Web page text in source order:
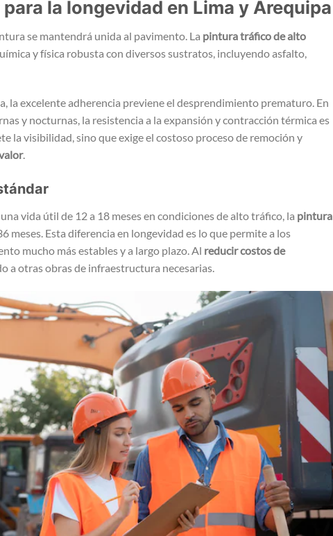
la longevidad en Lima y Arequipa
se mantendrá unida al pavimento. La pintura tráfico de alto
y física robusta con diversos sustratos, incluyendo asfalto,
la excelente adherencia previene el desprendimiento prematuro. En
y nocturnas, la resistencia a la expansión y contracción térmica es
la visibilidad, sino que exige el costoso proceso de remoción y
.
vida útil de 12 a 18 meses en condiciones de alto tráfico, la pintura
meses. Esta diferencia en longevidad es lo que permite a los
mucho más estables y a largo plazo. Al reducir costos de
a otras obras de infraestructura necesarias.